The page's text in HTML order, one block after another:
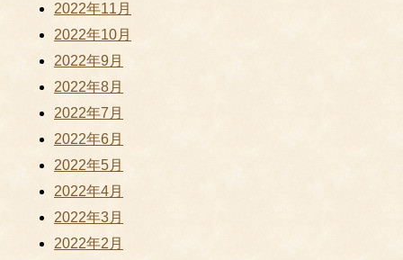
2022年11月
2022年10月
2022年9月
2022年8月
2022年7月
2022年6月
2022年5月
2022年4月
2022年3月
2022年2月